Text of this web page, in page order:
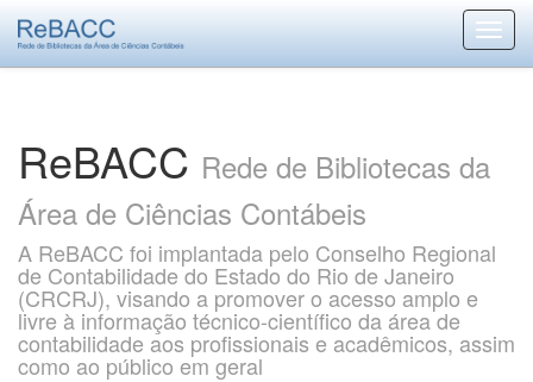
ReBACC Rede de Bibliotecas da
Área de Ciências Contábeis
A ReBACC foi implantada pelo Conselho Regional
de Contabilidade do Estado do Rio de Janeiro
(CRCRJ), visando a promover o acesso amplo e
livre à informação técnico-científico da área de
contabilidade aos profissionais e acadêmicos, assim
como ao público em geral